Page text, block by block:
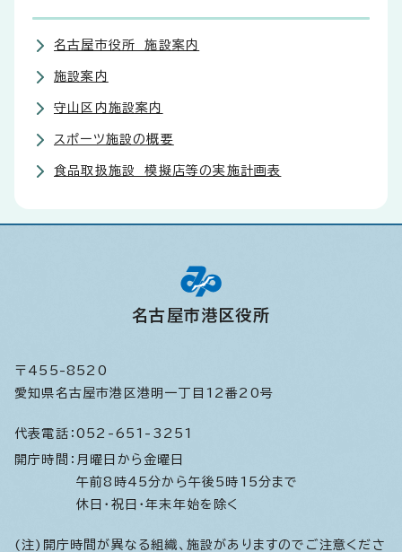
名古屋市役所 施設案内
施設案内
守山区内施設案内
スポーツ施設の概要
食品取扱施設 模擬店等の実施計画表
名古屋市港区役所
〒455-8520
愛知県名古屋市港区港明一丁目12番20号
代表電話： 052-651-3251
開庁時間： 月曜日から金曜日
午前8時45分から午後5時15分まで
休日・祝日・年末年始を除く
(注)開庁時間が異なる組織、施設がありますのでご注意くださ